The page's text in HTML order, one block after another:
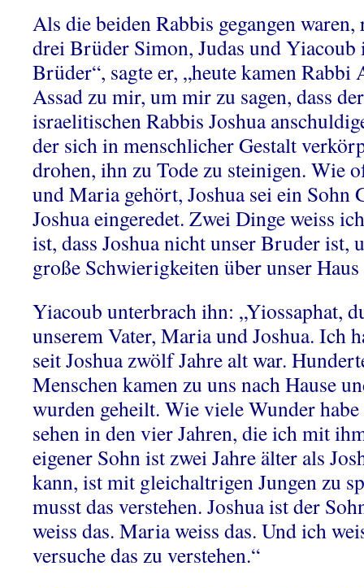
Als die beiden Rabbis gegangen
drei Brüder Simon, Judas und Yiacoub
Brüder“, sagte er, „heute kamen Rabbi
Assad zu mir, um mir zu sagen, dass
israelitischen Rabbis Joshua
der sich in menschlicher Gestalt
drohen, ihn zu Tode zu steinigen. Wie
und Maria gehört, Joshua sei ein Sohn
Joshua eingeredet. Zwei Dinge weiss
ist, dass Joshua nicht unser Bruder ist,
große Schwierigkeiten über unser
Yiacoub unterbrach ihn: „Yiossaphat,
unserem Vater, Maria und Joshua. Ich
seit Joshua zwölf Jahre alt war.
Menschen kamen zu uns nach Hause
wurden geheilt. Wie viele Wunder
sehen in den vier Jahren, die ich mit
eigener Sohn ist zwei Jahre älter als
kann, ist mit gleichaltrigen Jungen zu
musst das verstehen. Joshua ist der
weiss das. Maria weiss das. Und ich
versuche das zu verstehen.“